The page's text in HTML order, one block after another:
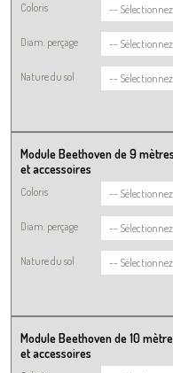
Coloris
Diam. perçage
Nature du sol
Module Beethoven de 9
et accessoires
Coloris
Diam. perçage
Nature du sol
Module Beethoven de 10
et accessoires